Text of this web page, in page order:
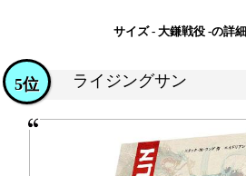
サイズ - 大鎌戦役 -の詳
ライジングサン
5位